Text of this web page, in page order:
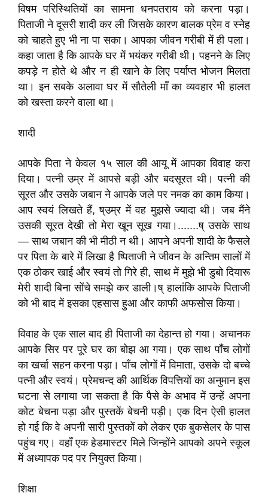
विषम परिस्थितियों का सामना धनपतराय को करना पड़ा।
पिताजी ने दूसरी शादी कर ली जिसके कारण बालक प्रेम व स्नेह
को चाहते हुए भी ना पा सका। आपका जीवन गरीबी में ही पला।
कहा जाता है कि आपके घर में भयंकर गरीबी थी। पहनने के लिए
कपड़े न होते थे और न ही खाने के लिए पर्याप्त भोजन मिलता
था। इन सबके अलावा घर में सौतेली माँ का व्यवहार भी हालत
को खस्ता करने वाला था।
शादी
आपके पिता ने केवल १५ साल की आयू में आपका विवाह करा
दिया। पत्नी उम्र में आपसे बड़ी और बदसूरत थी। पत्नी की
सूरत और उसके जबान ने आपके जले पर नमक का काम किया।
आप स्वयं लिखते हैं, ष्उम्र में वह मुझसे ज्यादा थी। जब मैंने
उसकी सूरत देखी तो मेरा खून सूख गया।.......ष् उसके साथ
— साथ जबान की भी मीठी न थी। आपने अपनी शादी के फैसले
पर पिता के बारे में लिखा है ष्पिताजी ने जीवन के अन्तिम सालों में
एक ठोकर खाई और स्वयं तो गिरे ही, साथ में मुझे भी डुबो दियारू
मेरी शादी बिना सोंचे समझे कर डाली।ष् हालांकि आपके पिताजी
को भी बाद में इसका एहसास हुआ और काफी अफसोस किया।
विवाह के एक साल बाद ही पिताजी का देहान्त हो गया। अचानक
आपके सिर पर पूरे घर का बोझ आ गया। एक साथ पाँच लोगों
का खर्चा सहन करना पड़ा। पाँच लोगों में विमाता, उसके दो बच्चे
पत्नी और स्वयं। प्रेमचन्द की आर्थिक विपत्तियों का अनुमान इस
घटना से लगाया जा सकता है कि पैसे के अभाव में उन्हें अपना
कोट बेचना पड़ा और पुस्तकें बेचनी पड़ी। एक दिन ऐसी हालत
हो गई कि वे अपनी सारी पुस्तकों को लेकर एक बुकसेलर के पास
पहुंच गए। वहाँ एक हेडमास्टर मिले जिन्होंने आपको अपने स्कूल
में अध्यापक पद पर नियुक्त किया।
शिक्षा